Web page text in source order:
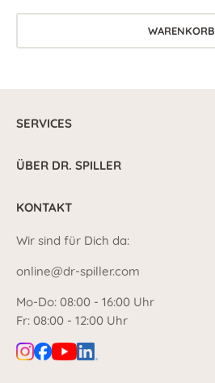
WARENKORB
SERVICES
ÜBER DR. SPILLER
KONTAKT
Wir sind für Dich da:
online@dr-spiller.com
Mo-Do: 08:00 - 16:00 Uhr
Fr: 08:00 - 12:00 Uhr